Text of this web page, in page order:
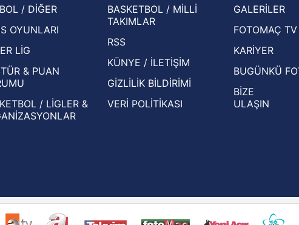
basından gündem olan manşetler!
Beşiktaş'ın UEFA Avrupa Ligi'nde 3. Ön
Eleme Turu muhtemel rakipleri belli oldu!
Hernan
oldu
/ DİĞER
OYUNLARI
LİG
& PUAN
/ LİGLER &
BASKETBOL / MİLLİ
TAKIMLAR
RSS
KÜNYE / İLETİŞİM
GİZLİLİK BİLDİRİMİ
VERİ POLİTİKASI
GALERİLER
FOTOMAÇ TV
KARİYER
BUGÜNKÜ
BİZE
ULAŞIN